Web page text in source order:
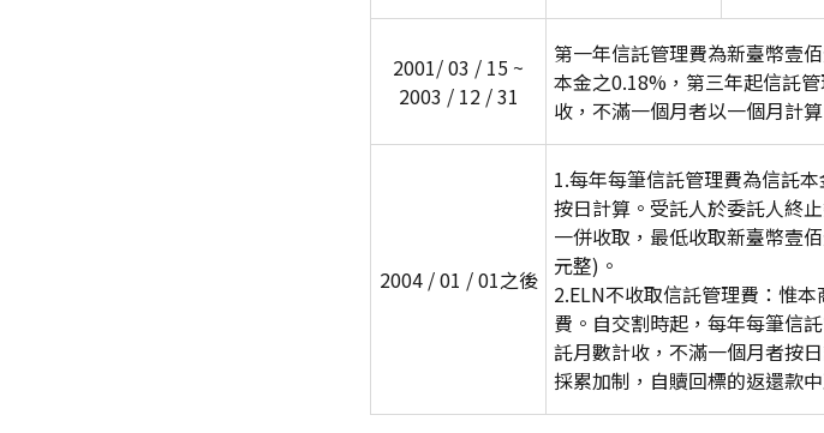
2001/ 03 / 15 ~
2003 / 12 / 31
第一年信託管理費為新臺幣壹
本金之0.18%，第三年起信託
收，不滿一個月者以一個月計算
2004 / 01 / 01之後
1.每年每筆信託管理費為信託
按日計算。受託人於委託人終
一併收取，最低收取新臺幣壹
元整)。
2.ELN不收取信託管理費：惟
費。自交割時起，每年每筆信
託月數計收，不滿一個月者按
採累加制，自贖回標的返還款